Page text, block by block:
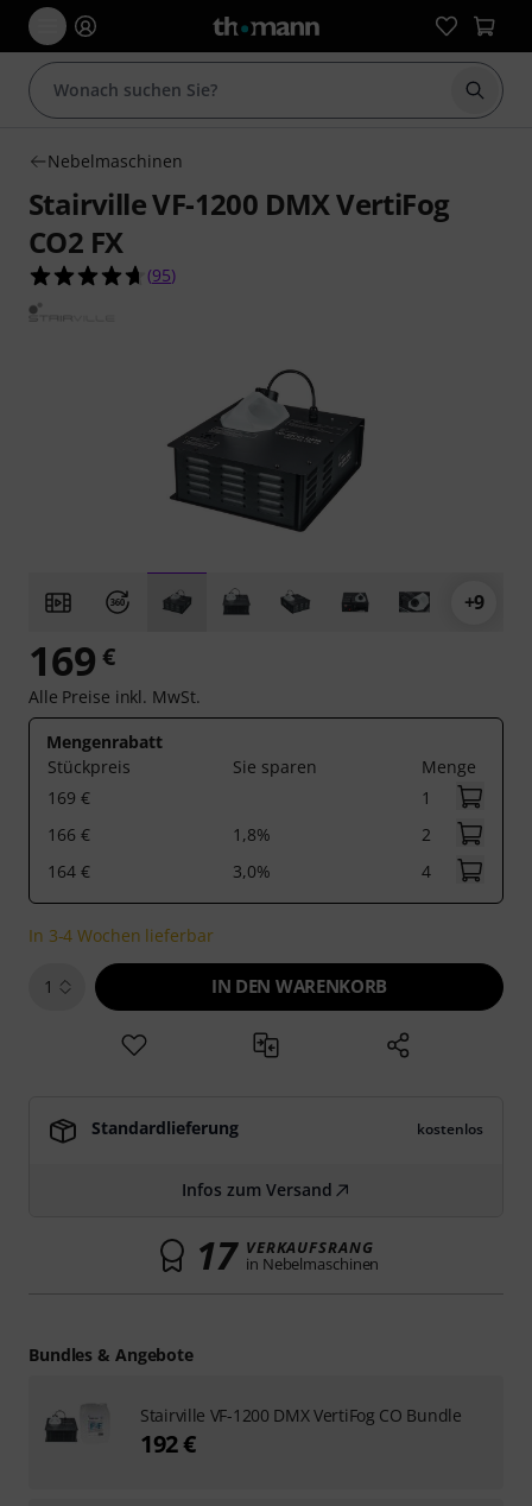
Suche
Nebelmaschinen
Stairville VF-1200 DMX VertiFog
CO2 FX
4.7 von 5 Sternen aus 95 Kundenbewertungen
(95)
+9
169 €
Alle Preise inkl. MwSt.
Mengenrabatt
Stückpreis
Sie sparen
Menge
169 €
1
166 €
1,8%
2
164 €
3,0% 4
In 3-4 Wochen lieferbar
1 IN DEN WARENKORB
Standardlieferung kostenlos
Infos zum Versand
17 VERKAUFSRANG
in Nebelmaschinen
Bundles & Angebote
Stairville VF-1200 DMX VertiFog CO Bundle
192 €